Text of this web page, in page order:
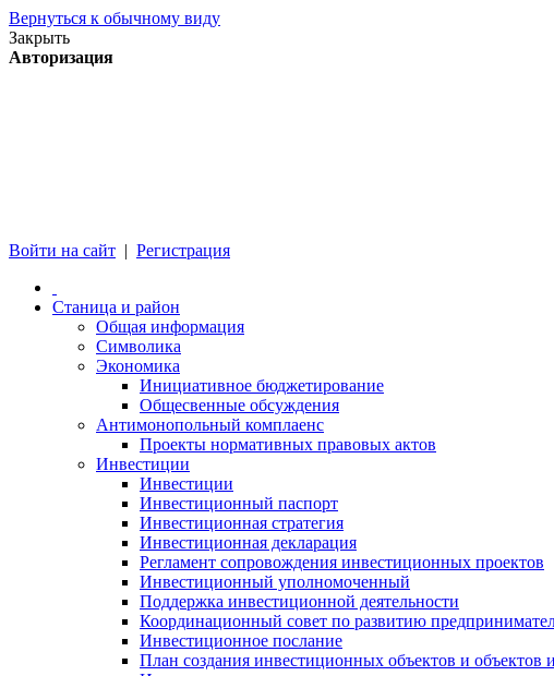
Вернуться к обычному виду
Закрыть
Авторизация
Войти на сайт | Регистрация
Станица и район
Общая информация
Символика
Экономика
Инициативное бюджетирование
Общесвенные обсуждения
Антимонопольный комплаенс
Проекты нормативных правовых актов
Инвестиции
Инвестиции
Инвестиционный паспорт
Инвестиционная стратегия
Инвестиционная декларация
Регламент сопровождения инвестиционных проектов
Инвестиционный уполномоченный
Поддержка инвестиционной деятельности
Координационный совет по развитию
Инвестиционное послание
План создания инвестиционных объектов и объектов